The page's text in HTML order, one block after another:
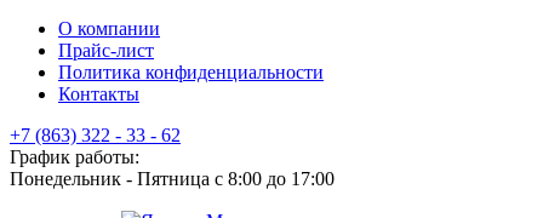
О компании
Прайс-лист
Политика конфиденциальности
Контакты
+7 (863) 322 - 33 - 62
График работы:
Понедельник - Пятница с 8:00 до 17:00